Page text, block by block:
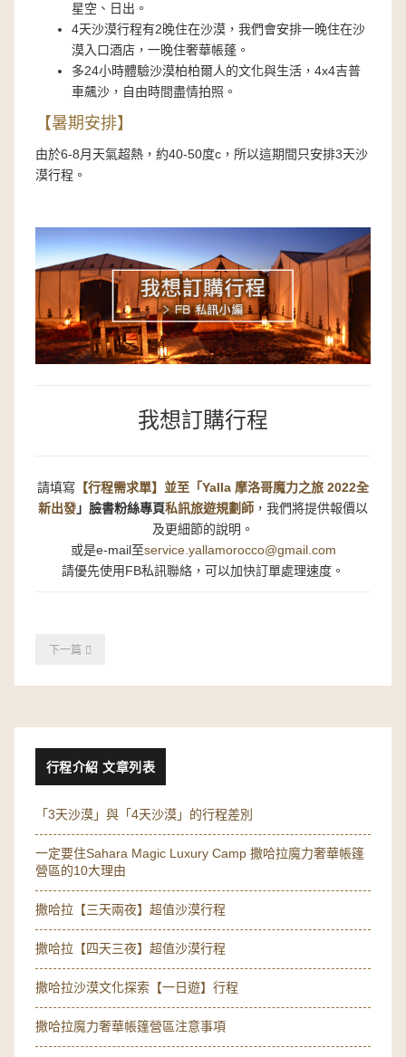
星空、日出。
4天沙漠行程有2晚住在沙漠，我們會安排一晚住在沙
漠入口酒店，一晚住奢華帳蓬。
多24小時體驗沙漠柏柏爾人的文化與生活，4x4吉普
車飆沙，自由時間盡情拍照。
【暑期安排】
由於6-8月天氣超熱，約40-50度c，所以這期間只安排3天沙
漠行程。
我想訂購行程
請填寫 【行程需求單】並至 「Yalla 摩洛哥魔力之旅 2022全
新出發」 臉書粉絲專頁私訊旅遊規劃師 ，我們將提供報價以
及更細節的說明。
或是e-mail至service.yallamorocco@gmail.com
請優先使用FB私訊聯絡，可以加快訂單處理速度。
下一篇
行程介紹 文章列表
「3天沙漠」與「4天沙漠」的行程差別
一定要住Sahara Magic Luxury Camp 撒哈拉魔力奢華帳篷
營區的10大理由
撒哈拉【三天兩夜】超值沙漠行程
撒哈拉【四天三夜】超值沙漠行程
撒哈拉沙漠文化探索【一日遊】行程
撒哈拉魔力奢華帳篷營區注意事項